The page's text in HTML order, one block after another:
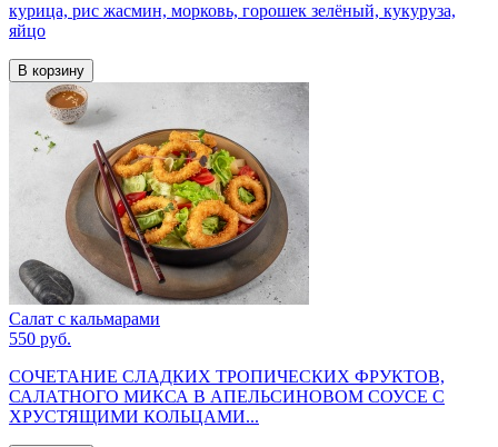
курица, рис жасмин, морковь, горошек зелёный, кукуруза,
яйцо
В корзину
Салат с кальмарами
550 руб.
СОЧЕТАНИЕ СЛАДКИХ ТРОПИЧЕСКИХ ФРУКТОВ,
САЛАТНОГО МИКСА В АПЕЛЬСИНОВОМ СОУСЕ С
ХРУСТЯЩИМИ КОЛЬЦАМИ...